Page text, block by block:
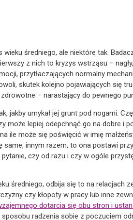
średniego, ale niektóre tak.
z nich to kryzys wstrząsu –
przytłaczających normalny
skutek kolejno pojawiających się
– narastający do pewnego
jakby umykał jej grunt pod nogami.
może lepiej odepchnąć go na dobre i
ile może się poświęcić w imię
innym razem, to ona postawi
czy od razu i czy w ogóle
średniego, odbija się to na relacjach
czy kłopoty w pracy lub inne
dotarcia się obu stron i
radzenia sobie z poczuciem